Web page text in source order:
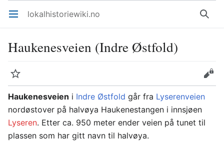
Åpne hovedmenyen lokalhistoriewiki.no Søk
Haukenesveien (Indre Østfold)
Overvåk
Rediger
Haukenesveien i Indre Østfold går fra Lyserenveien
nordøstover på halvøya Haukenestangen i innsjøen
Lyseren. Etter ca. 950 meter ender veien på tunet til
plassen som har gitt navn til halvøya.